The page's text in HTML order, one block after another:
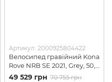
Артикул: 2000925804422
Велосипед гравійний Kona
Rove NRB SE 2021, Grey, 50,
28" (KNA B21RVNG50)
49 529 грн 70 755 грн